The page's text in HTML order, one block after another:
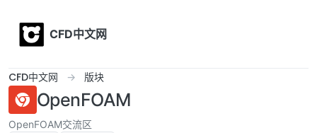
CFD中文网
CFD中文网 版块
OpenFOAM
OpenFOAM交流区